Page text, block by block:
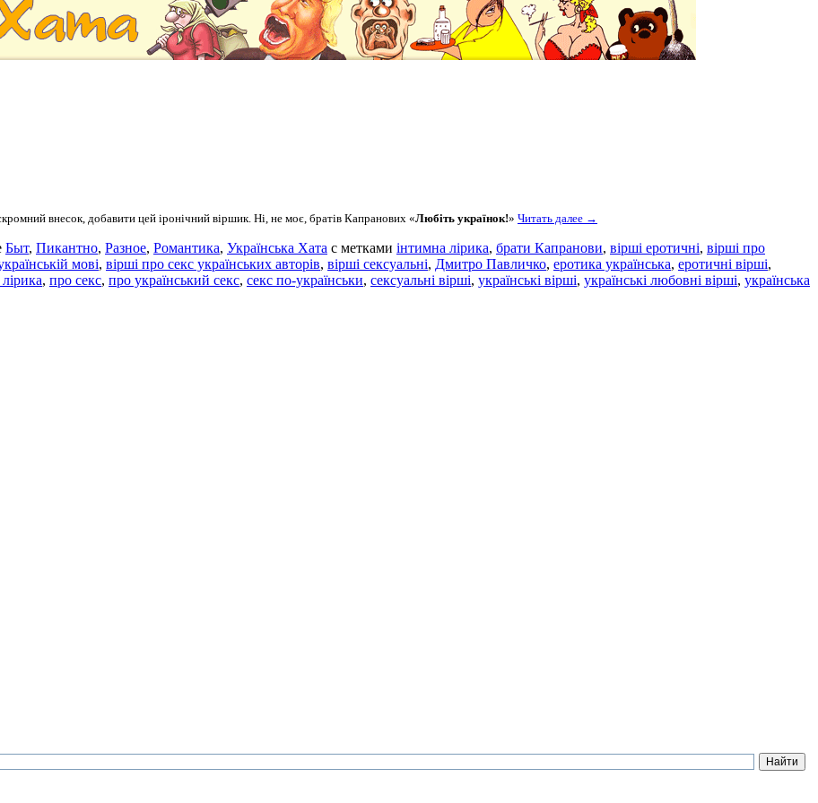
внесок, добавити цей іронічний віршик. Ні, не моє, братів Капранових «Любіть українок!» Читать далее →
Быт, Пикантно, Разное, Романтика, Українська Хата с метками інтимна лірика, брати Капранови, вірші еротичні, вірші про
мові, вірші про секс українських авторів, вірші сексуальні, Дмитро Павличко, еротика українська, еротичні вірші,
, про секс, про український секс, секс по-українськи, сексуальні вірші, українські вірші, українські любовні вірші, українська